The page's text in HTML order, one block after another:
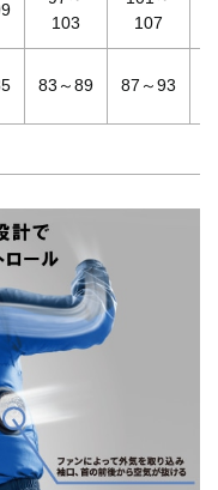
103
107
83～89 87～93